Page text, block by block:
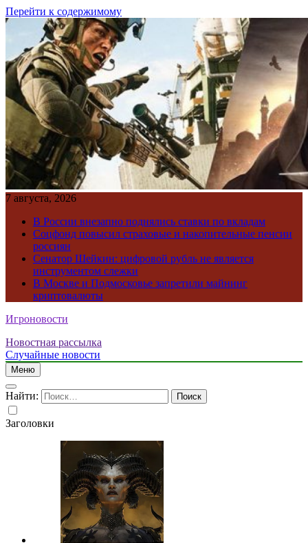
Перейти к содержимому
7 августа, 2026
В России внезапно поднялись ставки по вкладам
Соцфонд повысил страховые и накопительные пенсии
россиян
Сенатор Шейкин: цифровой рубль не является
инструментом слежки
В Москве и Подмосковье запретили майнинг
криптовалюты
Игроновости
Новостная рассылка
Случайные новости
Меню
Найти:
Заголовки